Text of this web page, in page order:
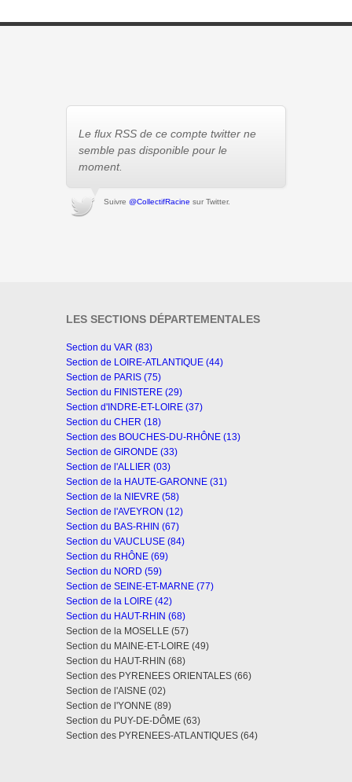
Le flux RSS de ce compte twitter ne
semble pas disponible pour le
moment.
Suivre @CollectifRacine sur Twitter.
LES SECTIONS DÉPARTEMENTALES
Section du VAR (83)
Section de LOIRE-ATLANTIQUE (44)
Section de PARIS (75)
Section du FINISTERE (29)
Section d'INDRE-ET-LOIRE (37)
Section du CHER (18)
Section des BOUCHES-DU-RHÔNE (13)
Section de GIRONDE (33)
Section de l'ALLIER (03)
Section de la HAUTE-GARONNE (31)
Section de la NIEVRE (58)
Section de l'AVEYRON (12)
Section du BAS-RHIN (67)
Section du VAUCLUSE (84)
Section du RHÔNE (69)
Section du NORD (59)
Section de SEINE-ET-MARNE (77)
Section de la LOIRE (42)
Section du HAUT-RHIN (68)
Section de la MOSELLE (57)
Section du MAINE-ET-LOIRE (49)
Section du HAUT-RHIN (68)
Section des PYRENEES ORIENTALES (66)
Section de l'AISNE (02)
Section de l'YONNE (89)
Section du PUY-DE-DÔME (63)
Section des PYRENEES-ATLANTIQUES (64)